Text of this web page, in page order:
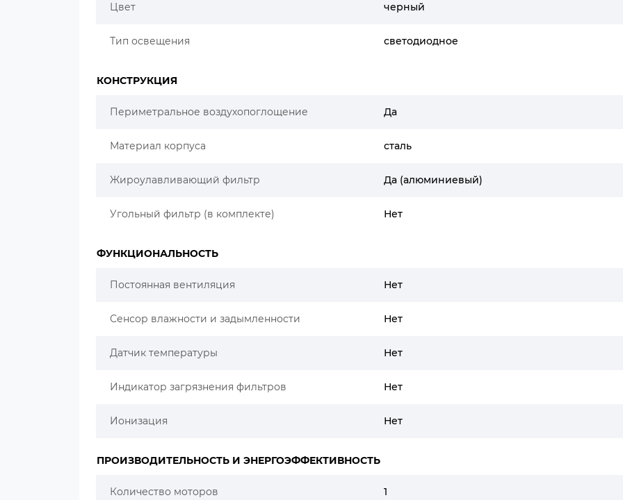
Цвет черный
Тип освещения светодиодное
КОНСТРУКЦИЯ
Периметральное воздухопоглощение Да
Материал корпуса сталь
Жироулавливающий фильтр Да (алюминиевый)
Угольный фильтр (в комплекте) Нет
ФУНКЦИОНАЛЬНОСТЬ
Постоянная вентиляция Нет
Сенсор влажности и задымленности Нет
Датчик температуры Нет
Индикатор загрязнения фильтров Нет
Ионизация Нет
ПРОИЗВОДИТЕЛЬНОСТЬ И ЭНЕРГОЭФФЕКТИВНОСТЬ
Количество моторов 1